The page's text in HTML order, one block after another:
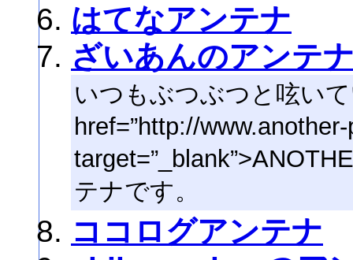
はてなアンテナ
ざいあんのアンテ
いつもぶつぶつと呟い
href=”http://
テナです。
ココログアンテナ